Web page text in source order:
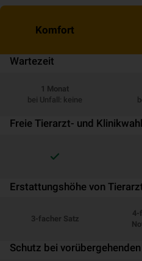
Komfort
Wartezeit
1 Monat
bei Unfall: keine
Freie Tierarzt- und Klinikwahl
Erstattungshöhe von
3-facher Satz
4-
Schutz bei